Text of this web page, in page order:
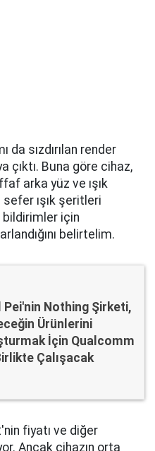
da sızdırılan render
çıktı. Buna göre cihaz,
arka yüz ve ışık
ışık şeritleri
bildirimler için
belirtelim.
Pei'nin Nothing Şirketi,
Ürünlerini
İçin Qualcomm
Çalışacak
fiyatı ve diğer
Ancak cihazın orta